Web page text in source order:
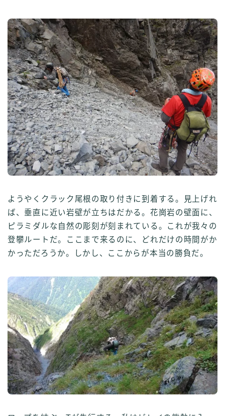
ようやくクラック尾根の取り付きに到着する。見上げれ
ば、垂直に近い岩壁が立ちはだかる。花崗岩の壁面に、
ピラミダルな自然の彫刻が刻まれている。これが我々の
登攀ルートだ。ここまで来るのに、どれだけの時間がか
かっただろうか。しかし、ここからが本当の勝負だ。